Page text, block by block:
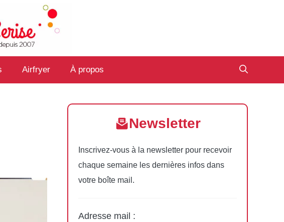
Airfryer À propos
Newsletter
Inscrivez-vous à la newsletter pour recevoir
chaque semaine les dernières infos dans
votre boîte mail.
Adresse mail :